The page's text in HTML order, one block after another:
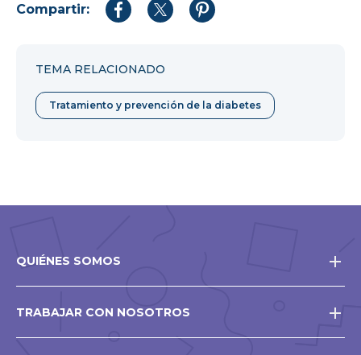
Compartir:
CompartirCompartirCompartir
TEMA RELACIONADO
Tratamiento y prevención de la diabetes
QUIÉNES SOMOS
TRABAJAR CON NOSOTROS